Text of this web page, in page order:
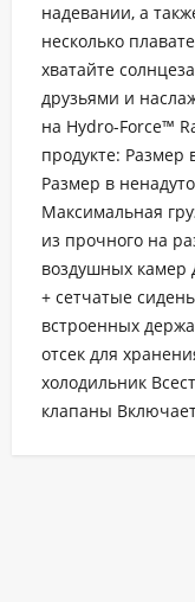
надевании, а
несколько
хватайте
друзьями и
на Hydro-Force™
продукте: Размер
Размер в
Максимальная
из прочного на
воздушных камер
+ сетчатые
встроенных
отсек для
холодильник
клапаны